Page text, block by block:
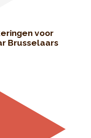
voor
Brusselaars